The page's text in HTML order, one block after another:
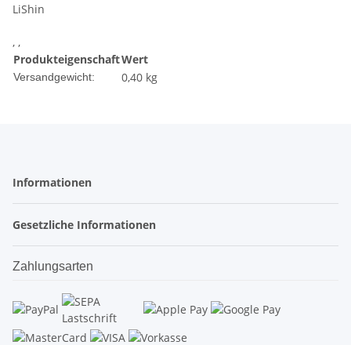
LiShin
, ,
ProdukteigenschaftWert
Versandgewicht: 0,40 kg
Informationen
Gesetzliche Informationen
Zahlungsarten